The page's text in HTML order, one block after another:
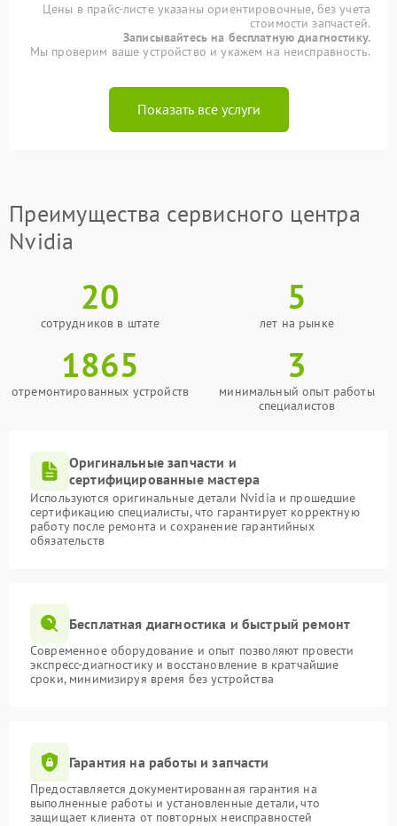
Цены в прайс-листе указаны ориентировочные, без учета
стоимости запчастей.
Записывайтесь на бесплатную диагностику.
Мы проверим ваше устройство и укажем на неисправность.
Показать все услуги
Преимущества сервисного центра
Nvidia
20
сотрудников в штате
5
лет на рынке
1865
отремонтированных устройств
3
минимальный опыт работы
специалистов
Оригинальные запчасти и
сертифицированные мастера
Используются оригинальные детали Nvidia и прошедшие
сертификацию специалисты, что гарантирует корректную
работу после ремонта и сохранение гарантийных
обязательств
Бесплатная диагностика и быстрый ремонт
Современное оборудование и опыт позволяют провести
экспресс-диагностику и восстановление в кратчайшие
сроки, минимизируя время без устройства
Гарантия на работы и запчасти
Предоставляется документированная гарантия на
выполненные работы и установленные детали, что
защищает клиента от повторных неисправностей